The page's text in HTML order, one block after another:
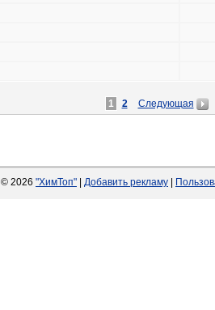
1 2 Следующая
© 2026 "ХимТоп" Добавить рекламу